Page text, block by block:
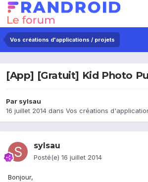
Vos créations d'applications / projets
[App] [Gratuit] Kid Photo
Par sylsau
16 juillet 2014 dans Vos créations
sylsau
Posté(e) 16 juillet 2014
Bonjour,